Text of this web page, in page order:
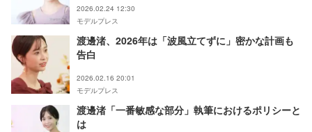
2026.02.24 12:30
モデルプレス
渡邊渚、2026年は「波風立てずに」密かな計画も
告白
2026.02.16 20:01
モデルプレス
渡邊渚「一番敏感な部分」執筆におけるポリシーと
は